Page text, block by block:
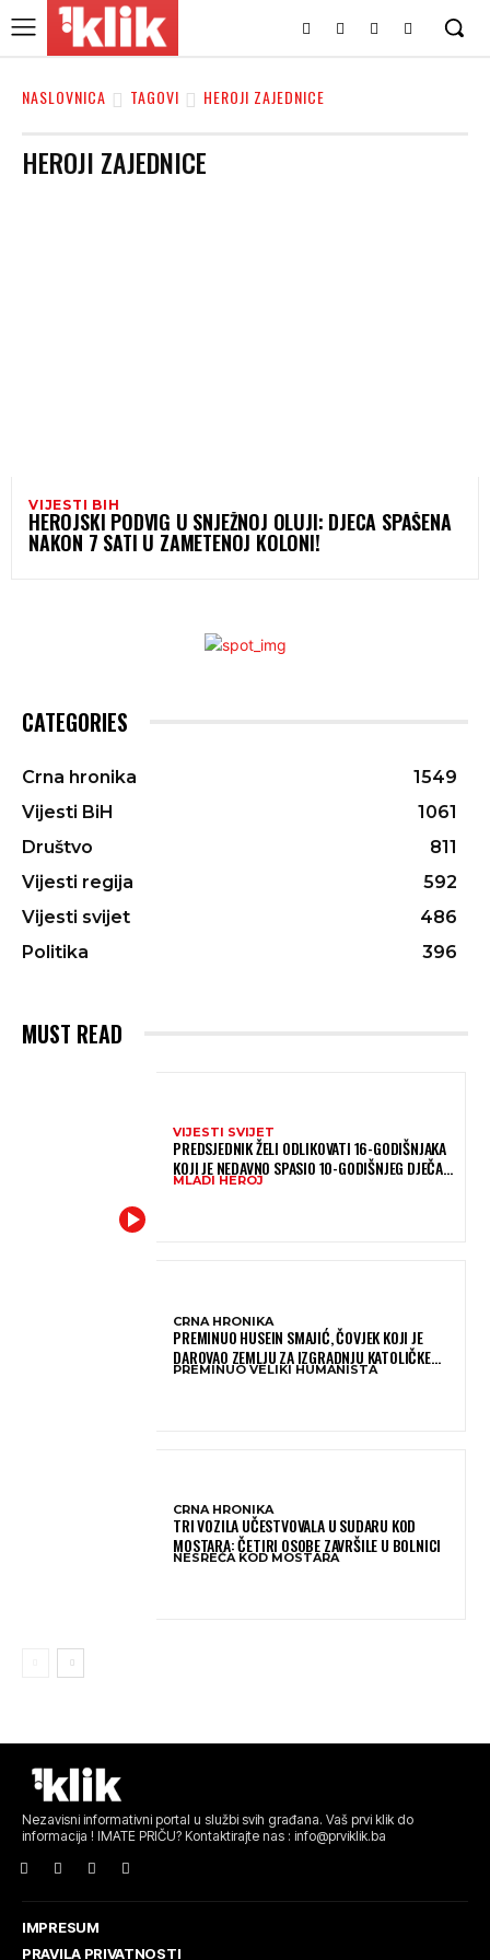
NASLOVNICA TAGOVI HEROJI ZAJEDNICE
HEROJI ZAJEDNICE
VIJESTI BIH
HEROJSKI PODVIG U SNJEŽNOJ OLUJI: DJECA SPAŠENA
NAKON 7 SATI U ZAMETENOJ KOLONI!
CATEGORIES
Crna hronika
1549
Vijesti BiH
1061
Društvo
811
Vijesti regija
592
Vijesti svijet
486
Politika
396
MUST READ
VIJESTI SVIJET
PREDSJEDNIK ŽELI ODLIKOVATI 16-GODIŠNJAKA
KOJI JE NEDAVNO SPASIO 10-GODIŠNJEG DJEČAKA
IZ SMRTONOSNIH VALOVA
MLADI HEROJ
CRNA HRONIKA
PREMINUO HUSEIN SMAJIĆ, ČOVJEK KOJI JE
DAROVAO ZEMLJU ZA IZGRADNJU KATOLIČKE
CRKVE U BUGOJNU
PREMINUO VELIKI HUMANISTA
CRNA HRONIKA
TRI VOZILA UČESTVOVALA U SUDARU KOD
MOSTARA: ČETIRI OSOBE ZAVRŠILE U BOLNICI
NESREĆA KOD MOSTARA
Nezavisni informativni portal u službi svih građana. Vaš prvi klik do
informacija ! IMATE PRIČU? Kontaktirajte nas : info@prviklik.ba
IMPRESUM
PRAVILA PRIVATNOSTI